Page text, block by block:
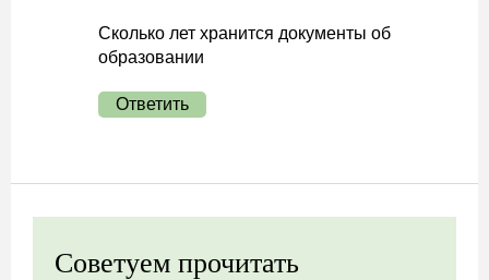
Сколько лет хранится документы об
образовании
Ответить
Советуем прочитать